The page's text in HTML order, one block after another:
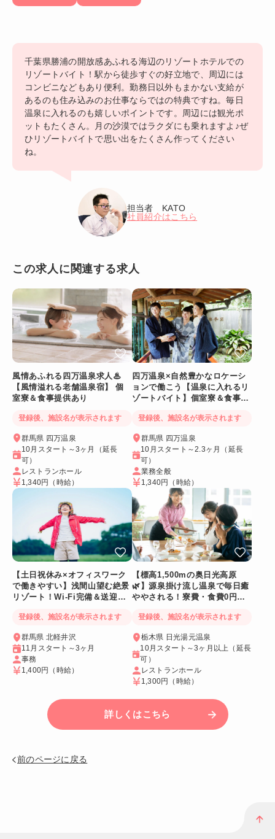
千葉県勝浦の開放感あふれる海辺のリゾートホテルでの
リゾートバイト！駅から徒歩すぐの好立地で、周辺には
コンビニなどもあり便利。勤務日以外もまかない支給が
あるのも住み込みのお仕事ならではの特典ですね。毎日
温泉に入れるのも嬉しいポイントです。周辺には観光ポ
ットもたくさん。月の沙漠ではラクダにも乗れますよ♪ぜ
ひリゾートバイトで思い出をたくさん作ってください
ね。
担当者 KATO
社員紹介はこちら
この求人に関連する求人
風情あふれる四万温泉求人♨
【風情溢れる老舗温泉宿】 個
室寮＆食事提供あり
登録後、施設名が表示されます
群馬県 四万温泉
10月スタート～3ヶ月（延長
可）
レストランホール
1,340円 （時給）
四万温泉×自然豊かなロケーシ
ョンで働こう【温泉に入れるリ
ゾートバイト】個室寮＆食事提
登録後、施設名が表示されます
群馬県 四万温泉
10月スタート～2.3ヶ月（延長
可）
業務全般
1,340円 （時給）
【土日祝休み×オフィスワーク
で働きやすい】浅間山望む絶景
リゾート！Wi-Fi完備＆送迎バ
登録後、施設名が表示されます
群馬県 北軽井沢
11月スタート～3ヶ月
事務
1,400円
（時給）
【標高1,500mの奥日光高原
🌿】源泉掛け流し温泉で毎日癒
ややされる！寮費・食費0円！
登録後、施設名が表示されます
栃木県 日光湯元温泉
10月スタート～3ヶ月以上（延長
可）
レストランホール
1,300円
（時給）
詳しくはこちら
前のページに戻る